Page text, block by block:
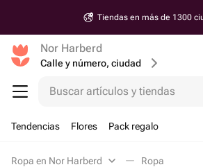
Tiendas en más de 1300
Nor Harberd
Calle y número, ciudad
Buscar artículos y tiendas
Tendencias Flores Pack regalo
Ropa en Nor Harberd Ropa